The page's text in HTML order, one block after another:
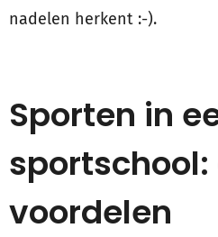
nadelen herkent :-).
Sporten in
sportschool:
voordelen